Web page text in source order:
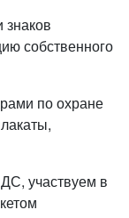
собственного
по охране
участвуем в